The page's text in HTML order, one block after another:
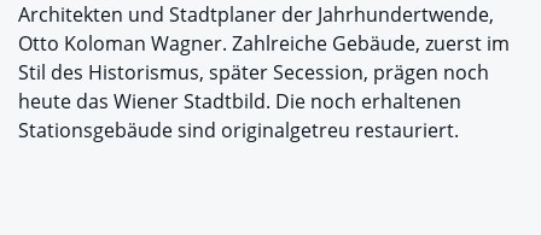
Architekten und Stadtplaner der Jahrhundertwende,
Otto Koloman Wagner. Zahlreiche Gebäude, zuerst im
Stil des Historismus, später Secession, prägen noch
heute das Wiener Stadtbild. Die noch erhaltenen
Stationsgebäude sind originalgetreu restauriert.